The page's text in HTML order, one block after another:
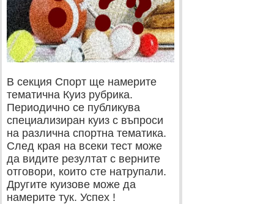
В секция Спорт ще намерите
тематична Куиз рубрика.
Периодично се публикува
специализиран куиз с въпроси
на различна спортна тематика.
След края на всеки тест може
да видите резултат с верните
отговори, които сте натрупали.
Другите куизове може да
намерите тук. Успех !